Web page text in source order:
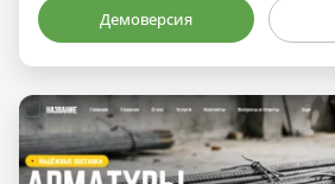
Демоверсия